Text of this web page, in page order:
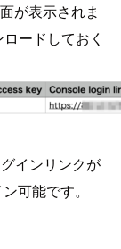
が表示されま
ードしておく
インリンクが
可能です。